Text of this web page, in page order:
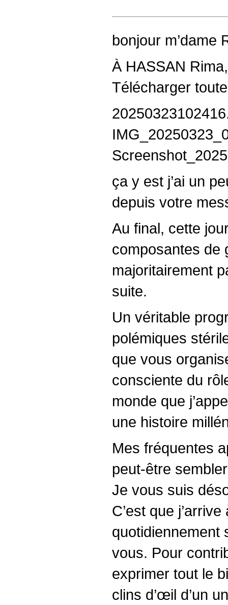
bonjour m’dame
À HASSAN
Télécharger
ça y est j’ai un
depuis votre
Au final, cette
composantes de
majoritairement
suite.
Un véritable
polémiques
que vous
consciente du
monde que
une histoire
Mes fréquentes
peut-être
Je vous suis
C’est que
quotidiennement
vous. Pour
exprimer tout le
clins d’œil d’un